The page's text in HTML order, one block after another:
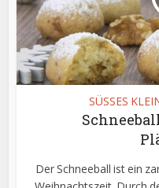
SÜSSES
Der Schneeball ist ein